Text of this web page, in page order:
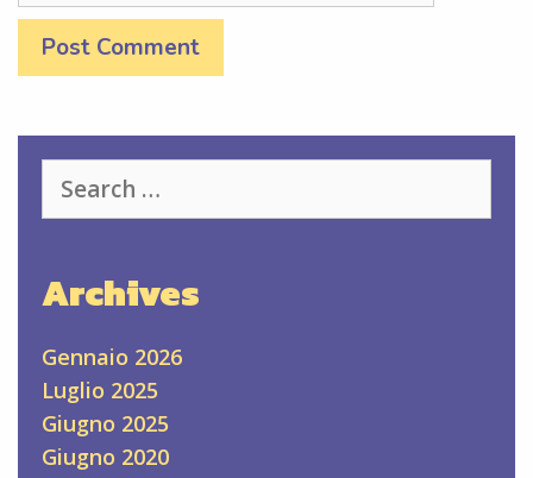
for:
Archives
Gennaio 2026
Luglio 2025
Giugno 2025
Giugno 2020